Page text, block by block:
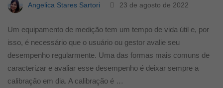
Angelica Stares Sartori 23 de agosto de 2022
Um equipamento de medição tem um tempo de vida útil e, por
isso, é necessário que o usuário ou gestor avalie seu
desempenho regularmente. Uma das formas mais comuns de
caracterizar e avaliar esse desempenho é deixar sempre a
calibração em dia. A calibração é …